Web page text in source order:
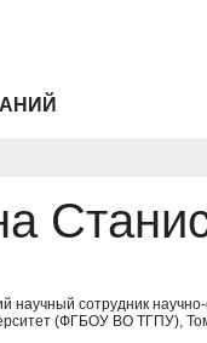
сотрудник
(ФГБОУ ВО ТГПУ),